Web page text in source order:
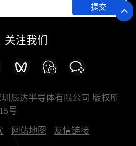
提交
关注我们
辰达半导体有限公司 版权所
号
网站地图 友情链接